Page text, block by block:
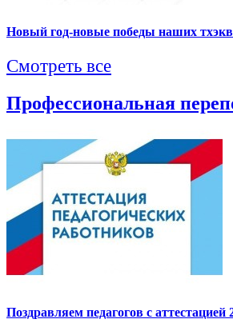
Новый год-новые победы наших
Смотреть все
Профессиональная
Поздравляем педагогов с аттестацией